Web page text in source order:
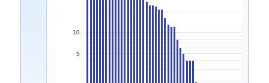
5
10